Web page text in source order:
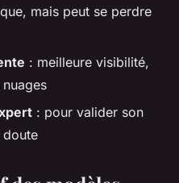
mais peut se perdre
: meilleure visibilité,
: pour valider son